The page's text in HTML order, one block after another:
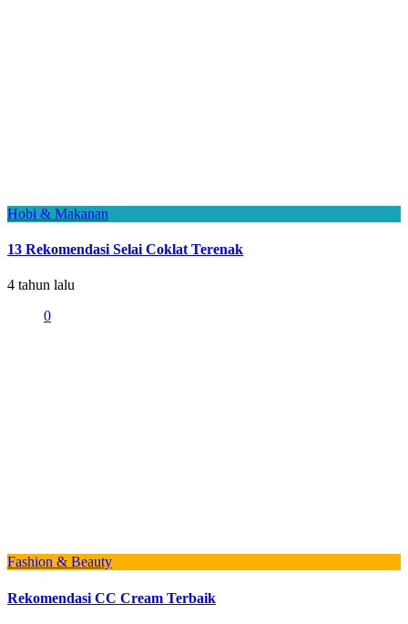
Hobi & Makanan
13 Rekomendasi Selai Coklat Terenak
4 tahun lalu
0
Fashion & Beauty
Rekomendasi CC Cream Terbaik